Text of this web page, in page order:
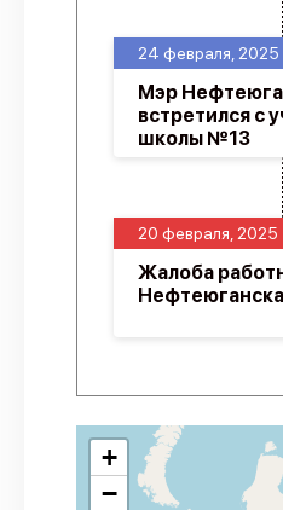
20 февраля, 2025
Жалоба
Нефтеюганска
24 февраля, 2025
Мэр
встретился с
школы №13
+
−